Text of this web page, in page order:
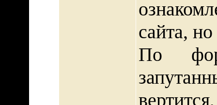
сайта,
По